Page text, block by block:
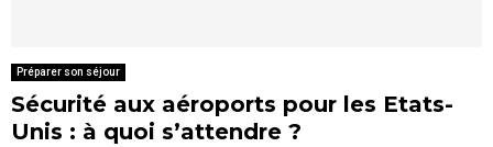
Préparer son séjour
Sécurité aux aéroports pour les Etats-
Unis : à quoi s’attendre ?